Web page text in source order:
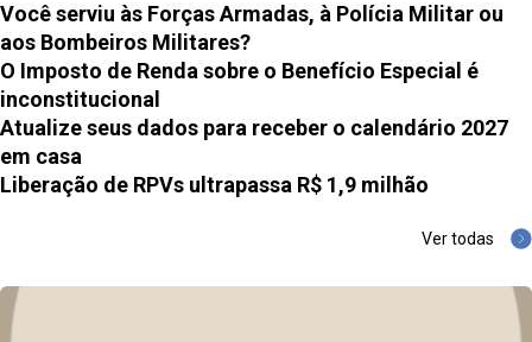
Você serviu às Forças Armadas, à Polícia Militar ou
aos Bombeiros Militares?
O Imposto de Renda sobre o Benefício Especial é
inconstitucional
Atualize seus dados para receber o calendário 2027
em casa
Liberação de RPVs ultrapassa R$ 1,9 milhão
Ver todas